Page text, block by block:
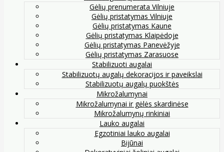
Gėlių prenumerata Vilniuje
Gėlių pristatymas Vilniuje
Gėlių pristatymas Kaune
Gėlių pristatymas Klaipėdoje
Gėlių pristatymas Panevėžyje
Gėlių pristatymas Zarasuose
Stabilizuoti augalai
Stabilizuotų augalų dekoracijos ir paveikslai
Stabilizuotų augalų puokštės
Mikrožalumynai
Mikrožalumynai ir gėlės skardinėse
Mikrožalumynų rinkiniai
Lauko augalai
Egzotiniai lauko augalai
Bijūnai